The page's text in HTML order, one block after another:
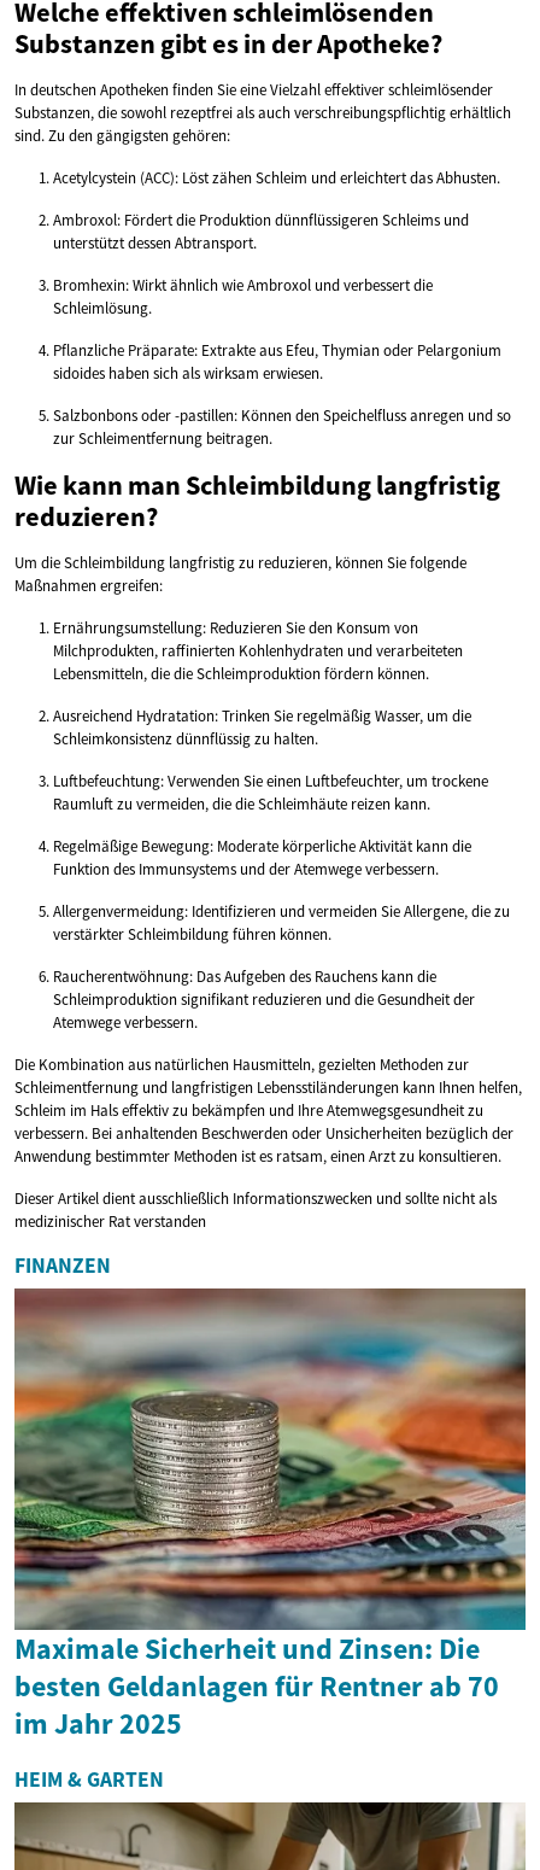
Welche effektiven schleimlösenden
Substanzen gibt es in der Apotheke?
In deutschen Apotheken finden Sie eine Vielzahl effektiver schleimlösender
Substanzen, die sowohl rezeptfrei als auch verschreibungspflichtig erhältlich
sind. Zu den gängigsten gehören:
Acetylcystein (ACC): Löst zähen Schleim und erleichtert das Abhusten.
Ambroxol: Fördert die Produktion dünnflüssigeren Schleims und
unterstützt dessen Abtransport.
Bromhexin: Wirkt ähnlich wie Ambroxol und verbessert die
Schleimlösung.
Pflanzliche Präparate: Extrakte aus Efeu, Thymian oder Pelargonium
sidoides haben sich als wirksam erwiesen.
Salzbonbons oder -pastillen: Können den Speichelfluss anregen und so
zur Schleimentfernung beitragen.
Wie kann man Schleimbildung langfristig
reduzieren?
Um die Schleimbildung langfristig zu reduzieren, können Sie folgende
Maßnahmen ergreifen:
Ernährungsumstellung: Reduzieren Sie den Konsum von
Milchprodukten, raffinierten Kohlenhydraten und verarbeiteten
Lebensmitteln, die die Schleimproduktion fördern können.
Ausreichend Hydratation: Trinken Sie regelmäßig Wasser, um die
Schleimkonsistenz dünnflüssig zu halten.
Luftbefeuchtung: Verwenden Sie einen Luftbefeuchter, um trockene
Raumluft zu vermeiden, die die Schleimhäute reizen kann.
Regelmäßige Bewegung: Moderate körperliche Aktivität kann die
Funktion des Immunsystems und der Atemwege verbessern.
Allergenvermeidung: Identifizieren und vermeiden Sie Allergene, die zu
verstärkter Schleimbildung führen können.
Raucherentwöhnung: Das Aufgeben des Rauchens kann die
Schleimproduktion signifikant reduzieren und die Gesundheit der
Atemwege verbessern.
Die Kombination aus natürlichen Hausmitteln, gezielten Methoden zur
Schleimentfernung und langfristigen Lebensstiländerungen kann Ihnen helfen,
Schleim im Hals effektiv zu bekämpfen und Ihre Atemwegsgesundheit zu
verbessern. Bei anhaltenden Beschwerden oder Unsicherheiten bezüglich der
Anwendung bestimmter Methoden ist es ratsam, einen Arzt zu konsultieren.
Dieser Artikel dient ausschließlich Informationszwecken und sollte nicht als
medizinischer Rat verstanden
FINANZEN
Maximale Sicherheit und Zinsen: Die
besten Geldanlagen für Rentner ab 70
im Jahr 2025
HEIM & GARTEN